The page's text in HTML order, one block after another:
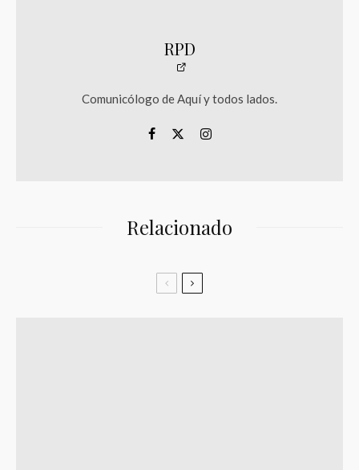
RPD
Comunicólogo de Aquí y todos lados.
Relacionado